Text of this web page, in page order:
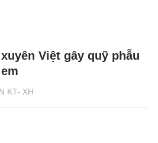
KT- XH
Việt gây quỹ phẫu